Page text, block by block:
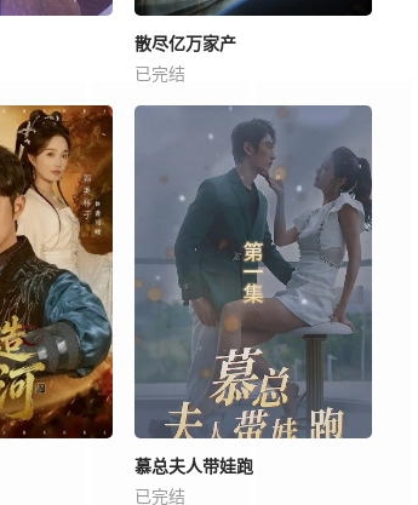
散尽亿万家产
已完结
慕总夫人带娃跑
已完结